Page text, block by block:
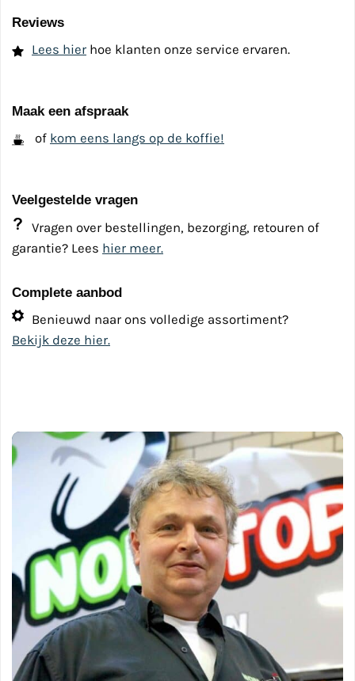
Reviews
Lees hier hoe klanten onze service ervaren.
Maak een afspraak
of kom eens langs op de koffie!
Veelgestelde vragen
Vragen over bestellingen, bezorging, retouren of
garantie? Lees hier meer.
Complete aanbod
Benieuwd naar ons volledige assortiment?
Bekijk deze hier.